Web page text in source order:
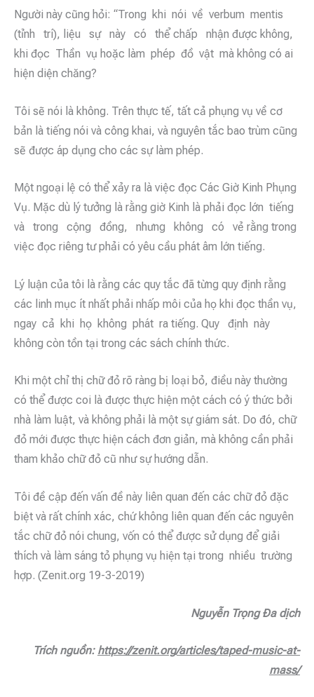
Người này cũng hỏi: “Trong khi nói về verbum mentis
(tỉnh trí), liệu sự này có thể chấp nhận được không,
khi đọc Thần vụ hoặc làm phép đồ vật mà không có ai
hiện diện chăng?
Tôi sẽ nói là không. Trên thực tế, tất cả phụng vụ về cơ
bản là tiếng nói và công khai, và nguyên tắc bao trùm cũng
sẽ được áp dụng cho các sự làm phép.
Một ngoại lệ có thể xảy ra là việc đọc Các Giờ Kinh Phụng
Vụ. Mặc dù lý tưởng là rằng giờ Kinh là phải đọc lớn tiếng
và trong cộng đồng, nhưng không có vẻ rằng trong
việc đọc riêng tư phải có yêu cầu phát âm lớn tiếng.
Lý luận của tôi là rằng các quy tắc đã từng quy định rằng
các linh mục ít nhất phải nhấp môi của họ khi đọc thần vụ,
ngay cả khi họ không phát ra tiếng. Quy định này
không còn tồn tại trong các sách chính thức.
Khi một chỉ thị chữ đỏ rõ ràng bị loại bỏ, điều này thường
có thể được coi là được thực hiện một cách có ý thức bởi
nhà làm luật, và không phải là một sự giám sát. Do đó, chữ
đỏ mới được thực hiện cách đơn giản, mà không cần phải
tham khảo chữ đỏ cũ như sự hướng dẫn.
Tôi đề cập đến vấn đề này liên quan đến các chữ đỏ đặc
biệt và rất chính xác, chứ không liên quan đến các nguyên
tắc chữ đỏ nói chung, vốn có thể được sử dụng để giải
thích và làm sáng tỏ phụng vụ hiện tại trong nhiều trường
hợp. (Zenit.org 19-3-2019)
Nguyễn Trọng Đa dịch
Trích nguồn: https://zenit.org/articles/taped-music-at-
mass/